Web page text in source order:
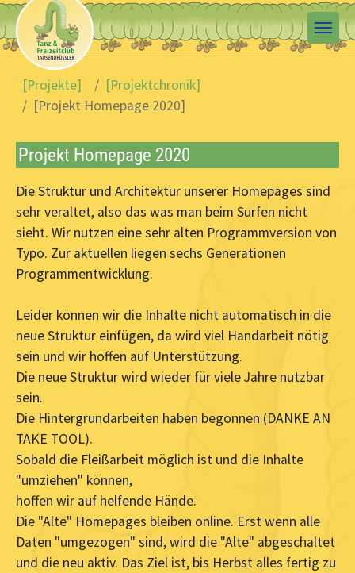
Skip to main content
You are here:
[Projekte]
[Projektchronik]
[Projekt Homepage 2020]
Projekt Homepage 2020
Die Struktur und Architektur unserer Homepages sind
sehr veraltet, also das was man beim Surfen nicht
sieht. Wir nutzen eine sehr alten Programmversion von
Typo. Zur aktuellen liegen sechs Generationen
Programmentwicklung.
Leider können wir die Inhalte nicht automatisch in die
neue Struktur einfügen, da wird viel Handarbeit nötig
sein und wir hoffen auf Unterstützung.
Die neue Struktur wird wieder für viele Jahre nutzbar
sein.
Die Hintergrundarbeiten haben begonnen (DANKE AN
TAKE TOOL).
Sobald die Fleißarbeit möglich ist und die Inhalte
"umziehen" können,
hoffen wir auf helfende Hände.
Die "Alte" Homepages bleiben online. Erst wenn alle
Daten "umgezogen" sind, wird die "Alte" abgeschaltet
und die neu aktiv. Das Ziel ist, bis Herbst alles fertig zu